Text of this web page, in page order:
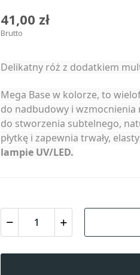
41,00 zł
Brutto
Delikatny róż z dodatkiem
Mega Base w kolorze, to
do nadbudowy i wzmocnienia
do stworzenia subtelnego,
płytkę i zapewnia trwały,
lampie UV/LED.